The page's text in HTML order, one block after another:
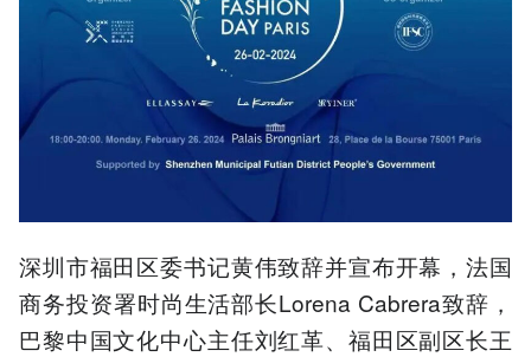
深圳市福田区委书记黄伟致辞并宣布开幕，法国
商务投资署时尚生活部长Lorena Cabrera致辞，
巴黎中国文化中心主任刘红革、福田区副区长王